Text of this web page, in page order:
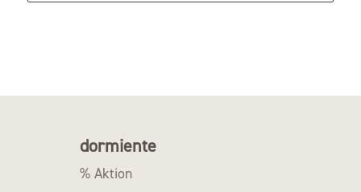
dormiente
% Aktion